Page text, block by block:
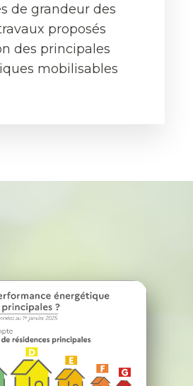
de grandeur des
proposés
des principales
mobilisables